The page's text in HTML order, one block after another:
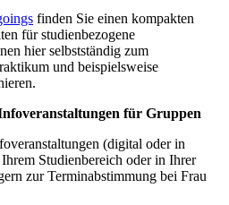
finden Sie einen kompakten
für studienbezogene
hier selbstständig zum
und beispielsweise
für Gruppen
(digital oder in
Studienbereich oder in Ihrer
zur Terminabstimmung bei Frau